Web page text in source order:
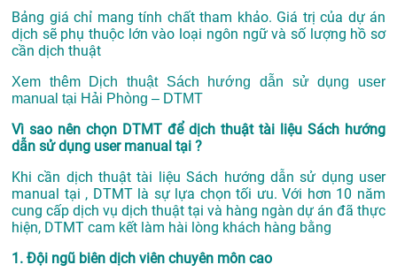
Bảng giá chỉ mang tính chất tham khảo. Giá trị của dự án
dịch sẽ phụ thuộc lớn vào loại ngôn ngữ và số lượng hồ sơ
cần dịch thuật
Xem thêm Dịch thuật Sách hướng dẫn sử dụng user
manual tại Hải Phòng – DTMT
Vì sao nên chọn DTMT để dịch thuật tài liệu Sách hướng
dẫn sử dụng user manual tại ?
Khi cần dịch thuật tài liệu Sách hướng dẫn sử dụng user
manual tại , DTMT là sự lựa chọn tối ưu. Với hơn 10 năm
cung cấp dịch vụ dịch thuật tại và hàng ngàn dự án đã thực
hiện, DTMT cam kết làm hài lòng khách hàng bằng
1. Đội ngũ biên dịch viên chuyên môn cao